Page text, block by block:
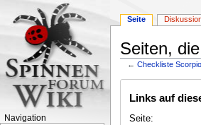
Seiten,
←Checkliste
Navigation
Suche
Links auf
Seite:
Seite
Navigation